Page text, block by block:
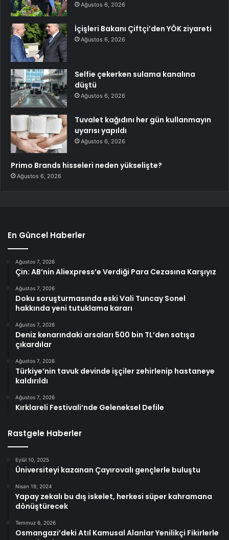
Ağustos 6, 2026
İçişleri Bakanı Çiftçi’den YÖK ziyareti
Ağustos 6, 2026
Selfie çekerken sulama kanalına
düştü
Ağustos 6, 2026
Tuvalet kağıdını her gün kullanmayın
uyarısı yapıldı
Ağustos 6, 2026
Primo Brands hisseleri neden yükselişte?
Ağustos 6, 2026
En Güncel Haberler
Ağustos 7, 2026
Çin: AB’nin Aliexpress’e Verdiği Para Cezasına Karşıyız
Ağustos 7, 2026
Doku soruşturmasında eski Vali Tuncay Sonel
hakkında yeni tutuklama kararı
Ağustos 7, 2026
Deniz kenarındaki arsaları 500 bin TL’den satışa
çıkardılar
Ağustos 7, 2026
Türkiye’nin tavuk devinde işçiler zehirlenip hastaneye
kaldırıldı
Ağustos 7, 2026
Kırklareli Festivali’nde Geleneksel Defile
Rastgele Haberler
Eylül 10, 2025
Üniversiteyi kazanan Çayırovalı gençlerle buluştu
Nisan 19, 2024
Yapay zekalı bu dış iskelet, herkesi süper kahramana
dönüştürecek
Temmuz 6, 2026
Osmangazi’deki Atıl Kamusal Alanlar Yenilikçi Fikirlerle